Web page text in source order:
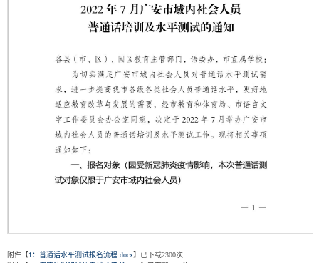
第 1 页
附件【1：普通话水平测试报名流程.docx】已下载2300次